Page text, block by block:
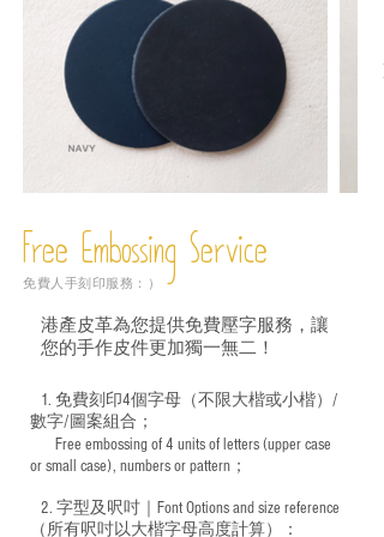
Free Embossing Service
免費人手刻印服務：）
港產皮革為您提供免費壓字服務，讓
您的手作皮件更加獨一無二！
1. 免費刻印4個字母（不限大楷或小楷）/
數字/圖案組合；
Free embossing of 4 units of letters (upper case
or small case), numbers or pattern；
2. 字型及呎吋｜ Font Options and size reference
（所有呎吋以大楷字母高度計算）：